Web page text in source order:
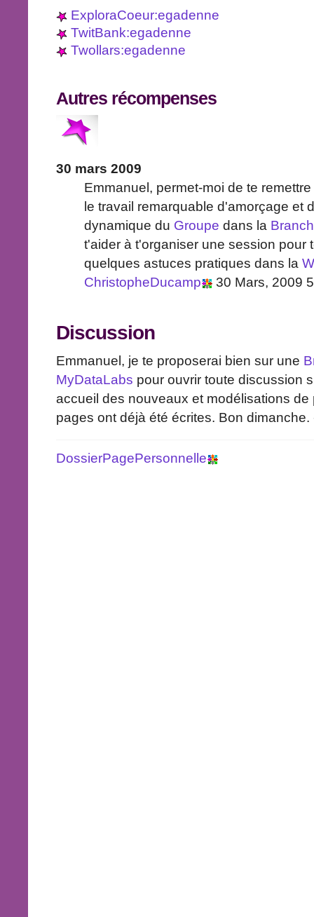
ExploraCoeur:egadenne
TwitBank:egadenne
Twollars:egadenne
Autres récompenses
30 mars 2009
Emmanuel, permet-moi de te
le travail remarquable d'amorçage et
dynamique du Groupe dans la
t'aider à t'organiser une session pour
quelques astuces pratiques dans la
ChristopheDucamp
30 Mars, 2009
Discussion
Emmanuel, je te proposerai bien sur une
MyDataLabs pour ouvrir toute discussion
accueil des nouveaux et modélisations
pages ont déjà été écrites. Bon dimanche.
DossierPagePersonnelle